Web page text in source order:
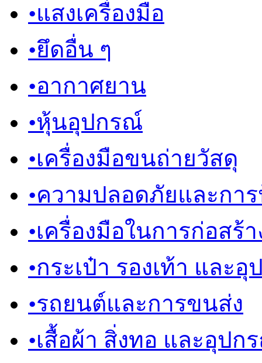
•แสงเครื่องมือ
•ยึดอื่น ๆ
•อากาศยาน
•หุ้นอุปกรณ์
•เครื่องมือขนถ่ายวัสดุ
•ความปลอดภัยและกา
•เครื่องมือในการก่อสร้า
•กระเป๋า รองเท้า และ
•รถยนต์และการขนส่ง
•เสื้อผ้า สิ่งทอ และอุปก